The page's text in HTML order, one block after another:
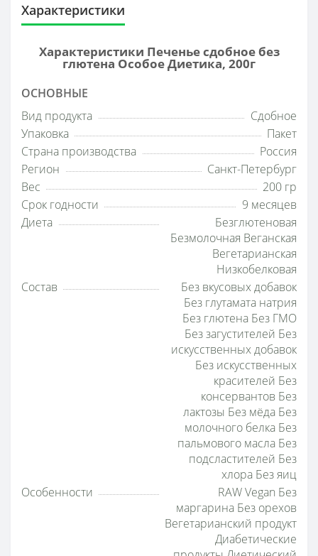
Характеристики
Характеристики Печенье сдобное без
глютена Особое Диетика, 200г
ОСНОВНЫЕ
Вид продукта
Сдобное
Упаковка
Пакет
Страна производства
Россия
Регион
Санкт-Петербург
Вес
200 гр
Срок годности
9 месяцев
Диета
Безглютеновая
Безмолочная Веганская
Вегетарианская
Низкобелковая
Состав
Без вкусовых добавок
Без глутамата натрия
Без глютена Без ГМО
Без загустителей Без
искусственных добавок
Без искусственных
красителей Без
консервантов Без
лактозы Без мёда Без
молочного белка Без
пальмового масла Без
подсластителей Без
хлора Без яиц
Особенности
RAW Vegan Без
маргарина Без орехов
Вегетарианский продукт
Диабетические